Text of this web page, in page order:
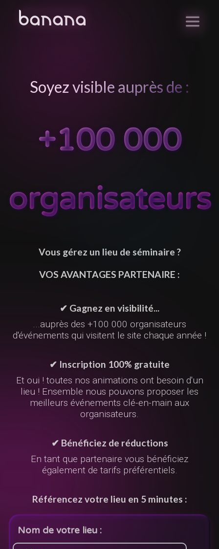
Soyez visible auprès de :
+100 000
organisateurs
Vous gérez un lieu de séminaire ?
VOS AVANTAGES PARTENAIRE :
✔ Gagnez en visibilité...
...auprès des +100 000 organisateurs
d'événements qui visitent le site chaque année !
✔ Inscription 100% gratuite
Et oui ! toutes nos animations ont besoin d'un
lieu ! Ensemble nous pouvons proposer les
meilleurs événements clé-en-main aux
organisateurs.
✔ Bénéficiez de réductions
En tant que partenaire vous bénéficiez
également de tarifs préférentiels.
Référencez votre lieu en 5 minutes :
Nom de votre lieu :